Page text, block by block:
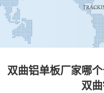
双曲铝单板厂家哪
双